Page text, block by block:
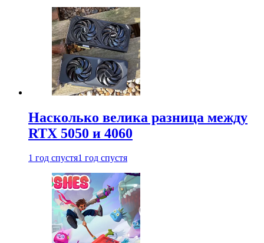
Насколько велика разница между
RTX 5050 и 4060
1 год спустя1 год спустя